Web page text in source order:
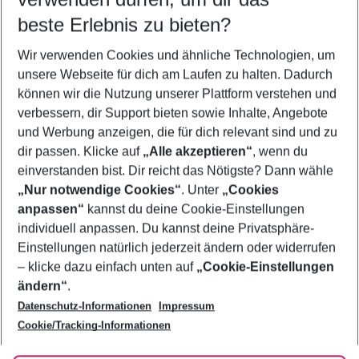
5-8 Nächte
2 Erwachsene Keine Kinder
Mehr Filter anzeigen
Footer
Footer navigation
Über uns
AGB
Bestpreisgarantie
Cookie-Einstellungen ändern
Cookie-Richtlinie
Agenturbetreuung
Barrierefreies Reisen
Folge uns
beste Erlebnis zu bieten?
Wir verwenden Cookies und ähnliche Technologien, um
unsere Webseite für dich am Laufen zu halten. Dadurch
können wir die Nutzung unserer Plattform verstehen und
verbessern, dir Support bieten sowie Inhalte, Angebote
und Werbung anzeigen, die für dich relevant sind und zu
dir passen. Klicke auf „Alle akzeptieren“, wenn du
einverstanden bist. Dir reicht das Nötigste? Dann wähle
„Nur notwendige Cookies“. Unter „Cookies
anpassen“ kannst du deine Cookie-Einstellungen
individuell anpassen. Du kannst deine Privatsphäre-
Einstellungen natürlich jederzeit ändern oder widerrufen
– klicke dazu einfach unten auf „Cookie-Einstellungen
ändern“.
Datenschutz-Informationen
Impressum
Cookie/Tracking-Informationen